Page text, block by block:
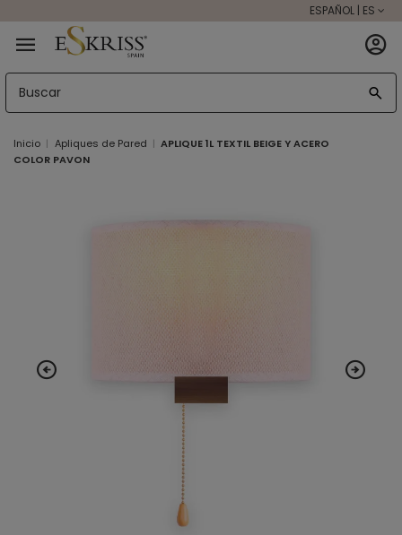
ESPAÑOL | ES
Inicio Apliques de Pared
APLIQUE 1L TEXTIL BEIGE Y ACERO
COLOR PAVON